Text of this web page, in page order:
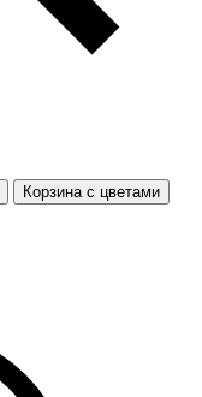
Корзина с цветами